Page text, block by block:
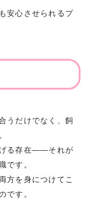
安心させられるプ
うだけでなく、飼
げる存在――それが
です。
方を身につけてこ
です。